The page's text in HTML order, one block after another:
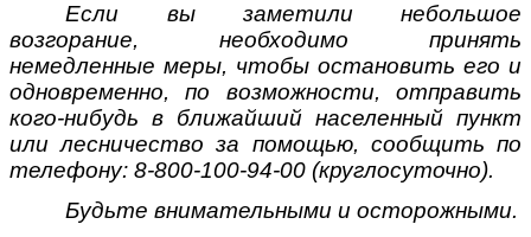
Если вы заметили небольшое
возгорание, необходимо принять
немедленные меры, чтобы остановить его и
одновременно, по возможности, отправить
кого-нибудь в ближайший населенный пункт
или лесничество за помощью, сообщить по
телефону: 8-800-100-94-00 (круглосуточно).
Будьте внимательными и осторожными.